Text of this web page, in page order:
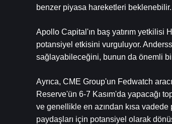
benzer piyasa hareketleri beklenebilir.
Apollo Capital'ın baş yatırım yetkilisi
potansiyel etkisini vurguluyor.
sağlayabileceğini, bunun da önemli
Ayrıca, CME Group'un Fedwatch
Reserve'ün 6-7 Kasım'da yapacağı
ve genellikle en azından kısa
paydaşları için potansiyel olarak